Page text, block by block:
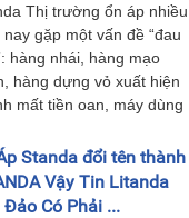
Thị trường ổn áp nhiều
nay gặp một vấn đề “đau
hàng nhái, hàng mạo
hàng dựng vỏ xuất hiện
mất tiền oan, máy dùng
Standa đổi tên thành
Vậy Tin Litanda
Đảo Có Phải ...